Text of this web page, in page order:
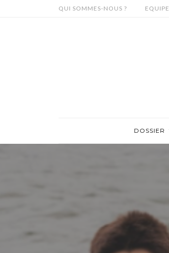
QUI SOMMES-NOUS ? EQUIPE
DOSSIER